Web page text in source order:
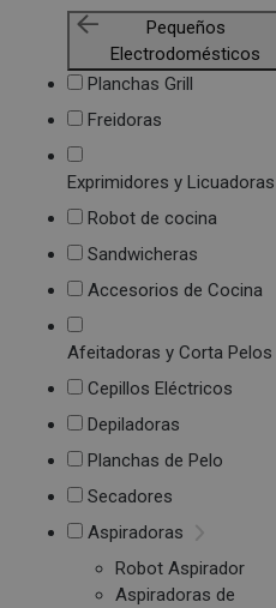
Pequeños
Electrodomésticos
Planchas Grill
Freidoras
Exprimidores y Licuadoras
Robot de cocina
Sandwicheras
Accesorios de Cocina
Afeitadoras y Corta Pelos
Cepillos Eléctricos
Depiladoras
Planchas de Pelo
Secadores
Aspiradoras
Robot Aspirador
Aspiradoras de